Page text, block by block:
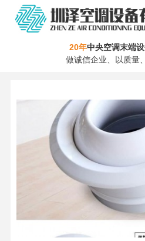
20年中央空调末端
做诚信企业、以质量